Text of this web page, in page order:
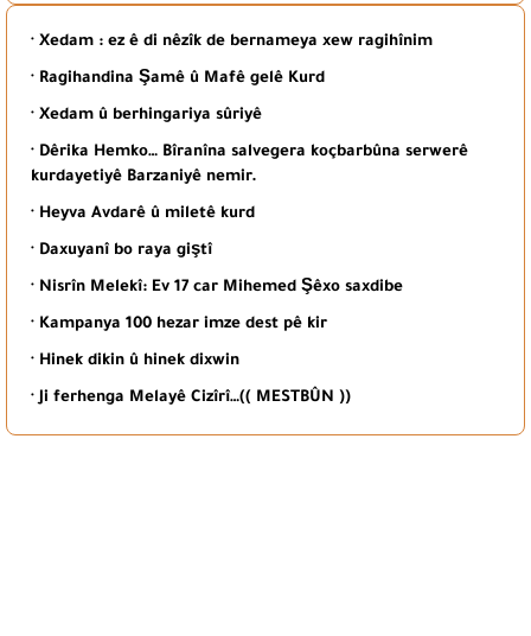
· Xedam : ez ê di nêzîk de bernameya xew ragihînim
· Ragihandina Şamê û Mafê gelê Kurd
· Xedam û berhingariya sûriyê
· Dêrika Hemko… Bîranîna salvegera koçbarbûna serwerê
kurdayetiyê Barzaniyê nemir.
· Heyva Avdarê û miletê kurd
· Daxuyanî bo raya giştî
· Nisrîn Melekî: Ev 17 car Mihemed Şêxo saxdibe
· Kampanya 100 hezar imze dest pê kir
· Hinek dikin û hinek dixwin
· Ji ferhenga Melayê Cizîrî…(( MESTBÛN ))